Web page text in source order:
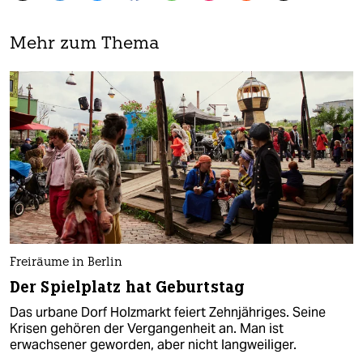
Mehr zum Thema
Freiräume in Berlin
Der Spielplatz hat Geburtstag
Das urbane Dorf Holzmarkt feiert Zehnjähriges. Seine
Krisen gehören der Vergangenheit an. Man ist
erwachsener geworden, aber nicht langweiliger.